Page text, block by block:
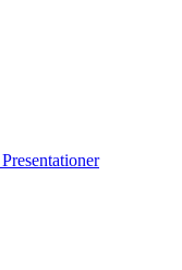
Presentationer